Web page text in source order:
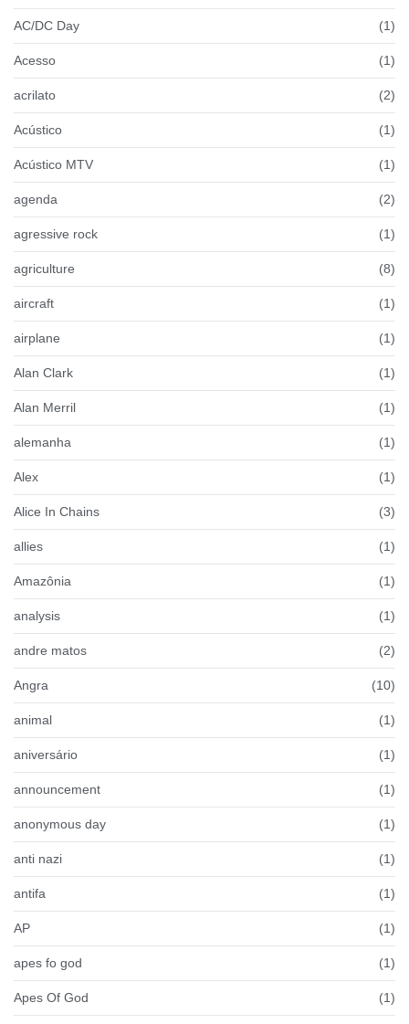
AC/DC Day (1)
Acesso (1)
acrilato (2)
Acústico (1)
Acústico MTV (1)
agenda (2)
agressive rock (1)
agriculture (8)
aircraft (1)
airplane (1)
Alan Clark (1)
Alan Merril (1)
alemanha (1)
Alex (1)
Alice In Chains (3)
allies (1)
Amazônia (1)
analysis (1)
andre matos (2)
Angra (10)
animal (1)
aniversário (1)
announcement (1)
anonymous day (1)
anti nazi (1)
antifa (1)
AP (1)
apes fo god (1)
Apes Of God (1)